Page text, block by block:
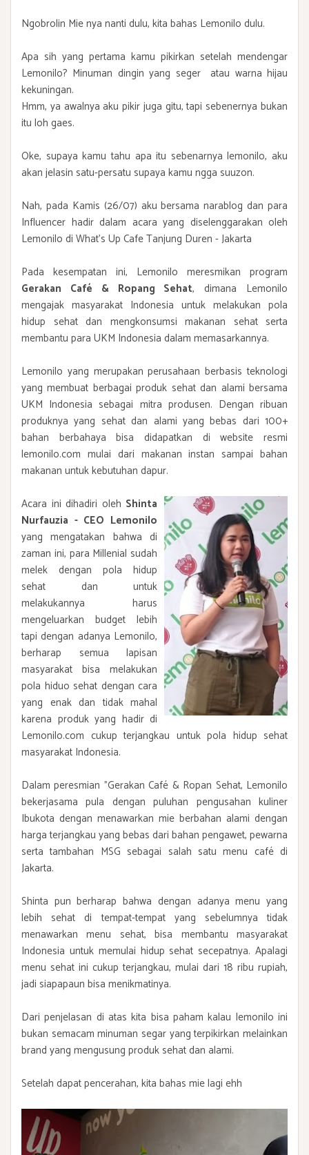
Ngobrolin Mie nya nanti dulu, kita bahas Lemonilo dulu.
Apa sih yang pertama kamu pikirkan setelah mendengar
Lemonilo? Minuman dingin yang seger atau warna hijau
kekuningan.
Hmm, ya awalnya aku pikir juga gitu, tapi sebenernya bukan
itu loh gaes.
Oke, supaya kamu tahu apa itu sebenarnya lemonilo, aku
akan jelasin satu-persatu supaya kamu ngga suuzon.
Nah, pada Kamis (26/07) aku bersama narablog dan para
Influencer hadir dalam acara yang diselenggarakan oleh
Lemonilo di What's Up Cafe Tanjung Duren - Jakarta
Pada kesempatan ini, Lemonilo meresmikan program
Gerakan Café & Ropang Sehat, dimana Lemonilo
mengajak masyarakat Indonesia untuk melakukan pola
hidup sehat dan mengkonsumsi makanan sehat serta
membantu para UKM Indonesia dalam memasarkannya.
Lemonilo yang merupakan perusahaan berbasis teknologi
yang membuat berbagai produk sehat dan alami bersama
UKM Indonesia sebagai mitra produsen. Dengan ribuan
produknya yang sehat dan alami yang bebas dari 100+
bahan berbahaya bisa didapatkan di website resmi
lemonilo.com mulai dari makanan instan sampai bahan
makanan untuk kebutuhan dapur.
Acara ini dihadiri oleh Shinta
Nurfauzia - CEO Lemonilo
yang mengatakan bahwa di
zaman ini, para Millenial sudah
melek dengan pola hidup
sehat dan untuk
melakukannya harus
mengeluarkan budget lebih
tapi dengan adanya Lemonilo,
berharap semua lapisan
masyarakat bisa melakukan
pola hiduo sehat dengan cara
yang enak dan tidak mahal
karena produk yang hadir di
Lemonilo.com cukup terjangkau untuk pola hidup sehat
masyarakat Indonesia.
Dalam peresmian "Gerakan Café & Ropan Sehat, Lemonilo
bekerjasama pula dengan puluhan pengusahan kuliner
Ibukota dengan menawarkan mie berbahan alami dengan
harga terjangkau yang bebas dari bahan pengawet, pewarna
serta tambahan MSG sebagai salah satu menu café di
Jakarta.
Shinta pun berharap bahwa dengan adanya menu yang
lebih sehat di tempat-tempat yang sebelumnya tidak
menawarkan menu sehat, bisa membantu masyarakat
Indonesia untuk memulai hidup sehat secepatnya. Apalagi
menu sehat ini cukup terjangkau, mulai dari 18 ribu rupiah,
jadi siapapaun bisa menikmatinya.
Dari penjelasan di atas kita bisa paham kalau lemonilo ini
bukan semacam minuman segar yang terpikirkan melainkan
brand yang mengusung produk sehat dan alami.
Setelah dapat pencerahan, kita bahas mie lagi ehh